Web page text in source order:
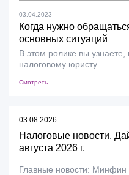
03.04.2023
Когда нужно
основных ситуаций
В этом ролике вы
налоговому юристу.
Смотреть
03.08.2026
Налоговые новости.
августа 2026 г.
Главные новости: Минфин